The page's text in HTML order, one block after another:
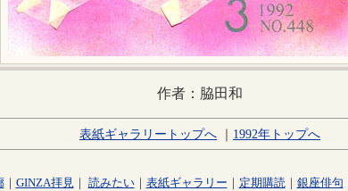
作者：脇田和
表紙ギャラリートップへ ｜ 1992年トップへ
｜ GINZA拝見｜ 読みたい｜ 表紙ギャラリー ｜ 定期購読｜ 銀座俳句